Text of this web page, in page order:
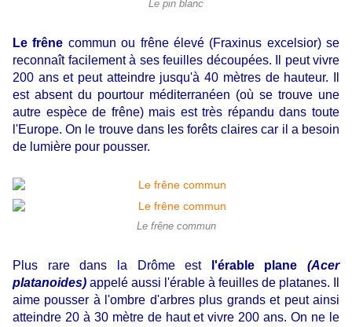
Le pin blanc
Le frêne commun ou frêne élevé (Fraxinus excelsior) se
reconnaît facilement à ses feuilles découpées. Il peut vivre
200 ans et peut atteindre jusqu'à 40 mètres de hauteur. Il
est absent du pourtour méditerranéen (où se trouve une
autre espèce de frêne) mais est très répandu dans toute
l'Europe. On le trouve dans les forêts claires car il a besoin
de lumière pour pousser.
Le frêne commun
Plus rare dans la Drôme est l'érable plane
(Acer
platanoides) appelé aussi l'érable à feuilles de platanes. Il
aime pousser à l'ombre d'arbres plus grands et peut ainsi
atteindre 20 à 30 mètre de haut et vivre 200 ans. On ne le